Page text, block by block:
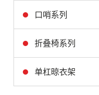
口哨系列
折叠椅系列
单杠晾衣架